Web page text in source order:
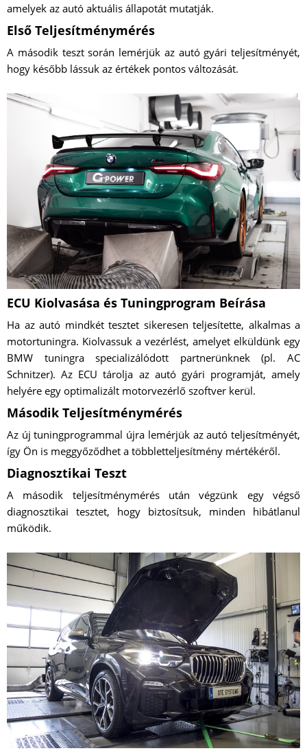
amelyek az autó aktuális állapotát mutatják.
Első Teljesítménymérés
A második teszt során lemérjük az autó gyári teljesítményét,
hogy később lássuk az értékek pontos változását.
ECU Kiolvasása és Tuningprogram Beírása
Ha az autó mindkét tesztet sikeresen teljesítette, alkalmas a
motortuningra. Kiolvassuk a vezérlést, amelyet elküldünk egy
BMW tuningra specializálódott partnerünknek (pl. AC
Schnitzer). Az ECU tárolja az autó gyári programját, amely
helyére egy optimalizált motorvezérlő szoftver kerül.
Második Teljesítménymérés
Az új tuningprogrammal újra lemérjük az autó teljesítményét,
így Ön is meggyőződhet a többletteljesítmény mértékéről.
Diagnosztikai Teszt
A második teljesítménymérés után végzünk egy végső
diagnosztikai tesztet, hogy biztosítsuk, minden hibátlanul
működik.